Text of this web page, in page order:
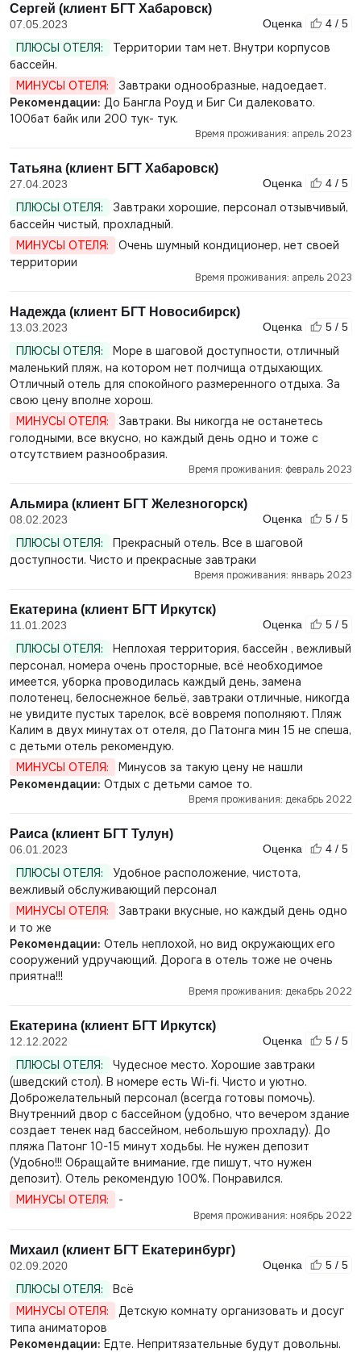
Сергей (клиент БГТ Хабаровск)
07.05.2023 Оценка 4 / 5
ПЛЮСЫ ОТЕЛЯ:
Территории там нет. Внутри корпусов
бассейн.
МИНУСЫ ОТЕЛЯ:
Завтраки однообразные, надоедает.
Рекомендации: До Бангла Роуд и Биг Си далековато.
100бат байк или 200 тук- тук.
Время проживания: апрель 2023
Татьяна (клиент БГТ Хабаровск)
27.04.2023 Оценка 4 / 5
ПЛЮСЫ ОТЕЛЯ:
Завтраки хорошие, персонал отзывчивый,
бассейн чистый, прохладный.
МИНУСЫ ОТЕЛЯ:
Очень шумный кондиционер, нет своей
территории
Время проживания: апрель 2023
Надежда (клиент БГТ Новосибирск)
13.03.2023 Оценка 5 / 5
ПЛЮСЫ ОТЕЛЯ:
Море в шаговой доступности, отличный
маленький пляж, на котором нет полчища отдыхающих.
Отличный отель для спокойного размеренного отдыха. За
свою цену вполне хорош.
МИНУСЫ ОТЕЛЯ:
Завтраки. Вы никогда не останетесь
голодными, все вкусно, но каждый день одно и тоже с
отсутствием разнообразия.
Время проживания: февраль 2023
Альмира (клиент БГТ Железногорск)
08.02.2023 Оценка 5 / 5
ПЛЮСЫ ОТЕЛЯ:
Прекрасный отель. Все в шаговой
доступности. Чисто и прекрасные завтраки
Время проживания: январь 2023
Екатерина (клиент БГТ Иркутск)
11.01.2023 Оценка 5 / 5
ПЛЮСЫ ОТЕЛЯ:
Неплохая территория, бассейн , вежливый
персонал, номера очень просторные, всё необходимое
имеется, уборка проводилась каждый день, замена
полотенец, белоснежное бельё, завтраки отличные, никогда
не увидите пустых тарелок, всё вовремя пополняют. Пляж
Калим в двух минутах от отеля, до Патонга мин 15 не спеша,
с детьми отель рекомендую.
МИНУСЫ ОТЕЛЯ:
Минусов за такую цену не нашли
Рекомендации: Отдых с детьми самое то.
Время проживания: декабрь 2022
Раиса (клиент БГТ Тулун)
06.01.2023 Оценка 4 / 5
ПЛЮСЫ ОТЕЛЯ:
Удобное расположение, чистота,
вежливый обслуживающий персонал
МИНУСЫ ОТЕЛЯ:
Завтраки вкусные, но каждый день одно
и то же
Рекомендации: Отель неплохой, но вид окружающих его
сооружений удручающий. Дорога в отель тоже не очень
приятна!!!
Время проживания: декабрь 2022
Екатерина (клиент БГТ Иркутск)
12.12.2022 Оценка 5 / 5
ПЛЮСЫ ОТЕЛЯ:
Чудесное место. Хорошие завтраки
(шведский стол). В номере есть Wi-fi. Чисто и уютно.
Доброжелательный персонал (всегда готовы помочь).
Внутренний двор с бассейном (удобно, что вечером здание
создает тенек над бассейном, небольшую прохладу). До
пляжа Патонг 10-15 минут ходьбы. Не нужен депозит
(Удобно!!! Обращайте внимание, где пишут, что нужен
депозит). Отель рекомендую 100%. Понравился.
МИНУСЫ ОТЕЛЯ:
-
Время проживания: ноябрь 2022
Михаил (клиент БГТ Екатеринбург)
02.09.2020 Оценка 5 / 5
ПЛЮСЫ ОТЕЛЯ:
Всё
МИНУСЫ ОТЕЛЯ:
Детскую комнату организовать и досуг
типа аниматоров
Рекомендации: Едте. Непритязательные будут довольны.